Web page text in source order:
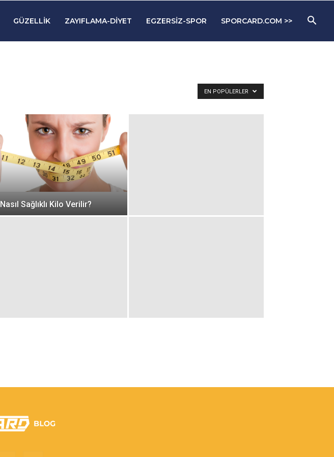
GÜZELLIK ZAYIFLAMA-DIYET EGZERSIZ-SPOR SPORCARD.COM >>
EN POPÜLERLER
Nasıl Sağlıklı Kilo Verilir?